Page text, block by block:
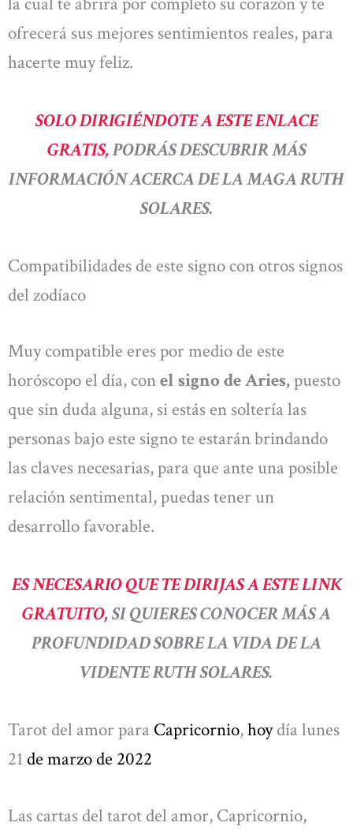
ofrecerá sus mejores sentimientos reales, para
hacerte muy feliz.
SOLO DIRIGIÉNDOTE A ESTE ENLACE
GRATIS, PODRÁS DESCUBRIR MÁS
INFORMACIÓN ACERCA DE LA MAGA RUTH
SOLARES.
Compatibilidades de este signo con otros signos
del zodíaco
Muy compatible eres por medio de este
horóscopo el día, conel signo de Aries,puesto
que sin duda alguna, si estás en soltería las
personas bajo este signo te estarán brindando
las claves necesarias, para que ante una posible
relación sentimental, puedas tener un
desarrollo favorable.
ES NECESARIO QUE TE DIRIJAS A ESTE LINK
GRATUITO, SI QUIERES CONOCER MÁS A
PROFUNDIDAD SOBRE LA VIDA DE LA
VIDENTE RUTH SOLARES.
Tarot del amor para Capricornio,hoydía lunes
21 de marzode 2022
Las cartas del tarot del amor, Capricornio,